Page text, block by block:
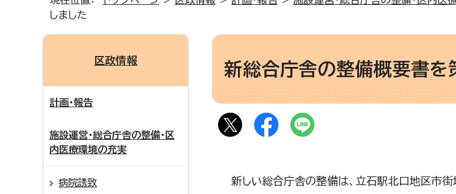
しました
新総合庁舎の整備概要書を
新しい総合庁舎の整備は、立石駅北口地区市
区政情報
計画・報告
施設運営・総合庁舎の整備・区
内医療環境の充実
病院誘致